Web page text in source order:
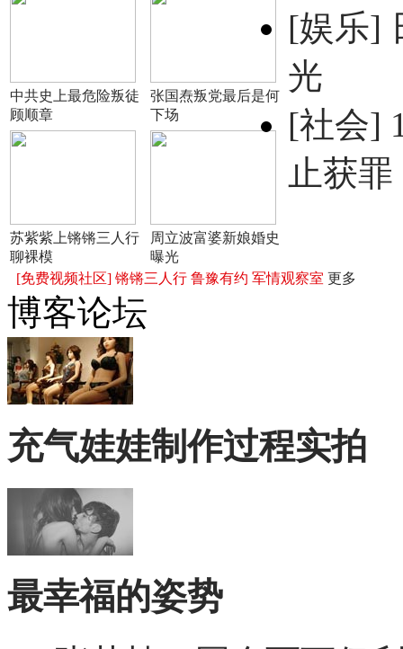
中共史上最危险叛徒
顾顺章
张国焘叛党最后是何
下场
苏紫紫上锵锵三人行
聊裸模
周立波富婆新娘婚史
曝光
[娱乐]
光
[社会]
止获罪
[免费视频社区] 锵锵三人行 鲁豫有约 军情观察室 更多
博客论坛
充气娃娃制作过程实拍
最幸福的姿势